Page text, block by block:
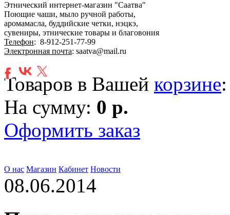
Этнический интернет-магазин "Саатва"
Поющие чаши, мыло ручной работы,
аромамасла, буддийские четки, нэцкэ,
сувениры, этнические товары и благовония
Телефон: 8-912-251-77-99
Электронная почта: saatva@mail.ru
Товаров в Вашей корзине
На сумму: 0 р.
Оформить заказ
О нас Магазин Кабинет Новости
08.06.2014